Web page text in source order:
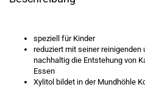
speziell für Kinder
reduziert mit seiner
nachhaltig die Entstehung von
Essen
Xylitol bildet in der Mundhöhle